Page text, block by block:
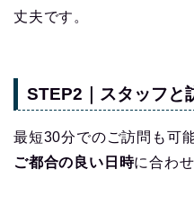
丈夫です。
STEP2｜スタッフと
最短30分でのご訪問も可
ご都合の良い日時に合わ